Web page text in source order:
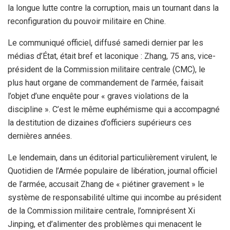
la longue lutte contre la corruption, mais un tournant dans la
reconfiguration du pouvoir militaire en Chine.
Le communiqué officiel, diffusé samedi dernier par les
médias d’État, était bref et laconique : Zhang, 75 ans, vice-
président de la Commission militaire centrale (CMC), le
plus haut organe de commandement de l’armée, faisait
l’objet d’une enquête pour « graves violations de la
discipline ». C’est le même euphémisme qui a accompagné
la destitution de dizaines d’officiers supérieurs ces
dernières années.
Le lendemain, dans un éditorial particulièrement virulent, le
Quotidien de l’Armée populaire de libération, journal officiel
de l’armée, accusait Zhang de « piétiner gravement » le
système de responsabilité ultime qui incombe au président
de la Commission militaire centrale, l’omniprésent Xi
Jinping, et d’alimenter des problèmes qui menacent le